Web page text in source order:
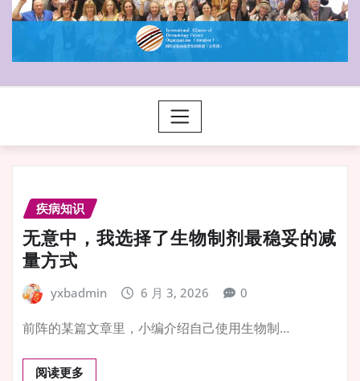
疾病知识
无意中，我选择了生物制剂最稳妥的减
量方式
yxbadmin 6 月 3, 2026 0
前阵的某篇文章里，小编介绍自己使用生物制…
阅读更多